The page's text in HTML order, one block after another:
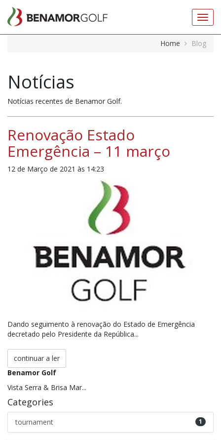
Home
Blog
Notícias
Notícias recentes de Benamor Golf.
Renovação Estado
Emergência – 11 março
12 de Março de 2021 às 14:23
Dando seguimento à renovação do Estado de Emergência
decretado pelo Presidente da República...
continuar a ler
Benamor Golf
Vista Serra & Brisa Mar...
Categories
1
tournament